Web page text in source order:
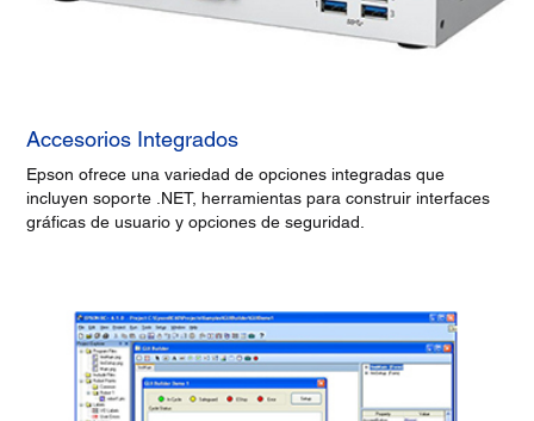
Accesorios Integrados
Epson ofrece una variedad de opciones integradas que
incluyen soporte .NET, herramientas para construir interfaces
gráficas de usuario y opciones de seguridad.